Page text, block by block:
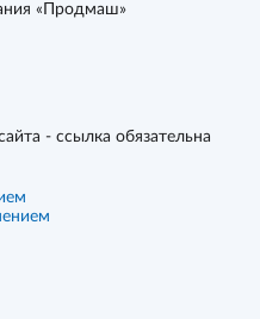
«Продмаш»
- ссылка обязательна